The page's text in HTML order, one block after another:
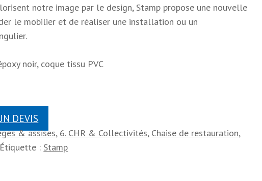
notre image par le design, Stamp propose une nouvelle
le mobilier et de réaliser une installation ou un
noir, coque tissu PVC
DEVIS
& assises, 6. CHR & Collectivités, Chaise de restauration,
Étiquette : Stamp